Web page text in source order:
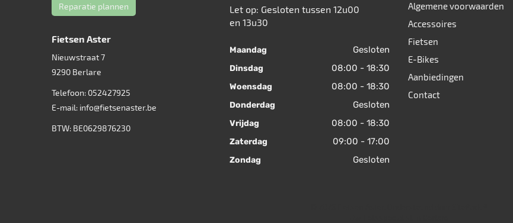
Reparatie plannen
Fietsen Aster
Nieuwstraat 7
9290 Berlare
Telefoon: 052427925
E-mail: info@fietsenaster.be
BTW: BE0629876230
Let op: Gesloten tussen 12u00
en 13u30
Maandag Gesloten
Dinsdag 08:00 - 18:30
Woensdag 08:00 - 18:30
Donderdag Gesloten
Vrijdag 08:00 - 18:30
Zaterdag 09:00 - 17:00
Zondag Gesloten
Algemene voorwaarden
Accessoires
Fietsen
E-Bikes
Aanbiedingen
Contact